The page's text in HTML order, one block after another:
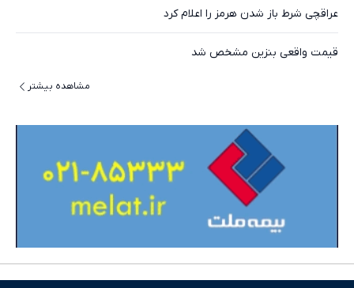
عراقچی شرط باز شدن هرمز را اعلام کرد
قیمت واقعی بنزین مشخص شد
مشاهده بیشتر